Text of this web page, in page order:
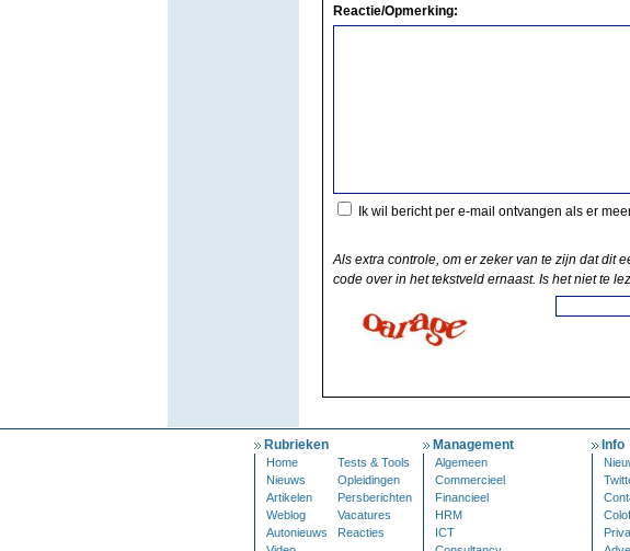
Reactie/Opmerking:
Ik wil bericht per e-mail ontvangen als er
Als extra controle, om er zeker van te zijn dat dit
code over in het tekstveld ernaast. Is het niet te
Rubrieken
Home
Tests & Tools
Nieuws
Opleidingen
Artikelen
Persberichten
Weblog
Vacatures
Autonieuws
Reacties
Management
Algemeen
Commercieel
Financieel
HRM
ICT
Info